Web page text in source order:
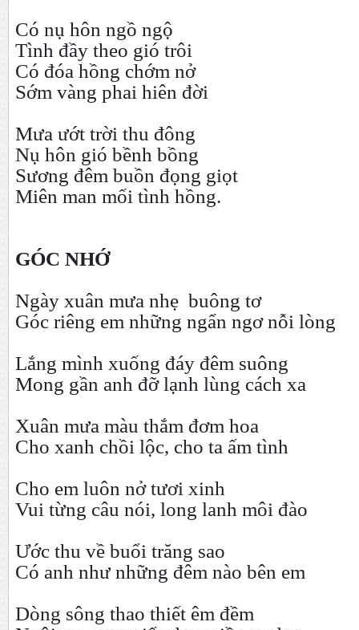
Có nụ hôn ngồ ngộ
Tình đầy theo gió trôi
Có đóa hồng chớm nở
Sớm vàng phai hiên đời
Mưa ướt trời thu đông
Nụ hôn gió bềnh bồng
Sương đêm buồn đọng giọt
Miên man mối tình hồng.
GÓC NHỚ
Ngày xuân mưa nhẹ buông tơ
Góc riêng em những ngẩn ngơ nỗi lòng
Lắng mình xuống đáy đêm suông
Mong gần anh đỡ lạnh lùng cách xa
Xuân mưa màu thắm đơm hoa
Cho xanh chồi lộc, cho ta ấm tình
Cho em luôn nở tươi xinh
Vui từng câu nói, long lanh môi đào
Ước thu về buổi trăng sao
Có anh như những đêm nào bên em
Dòng sông thao thiết êm đềm